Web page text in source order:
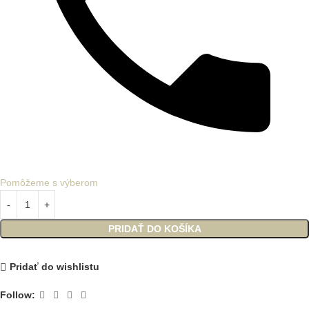
PRIDAŤ DO KOŠÍKA
Pomôžeme s výberom
Pridať do wishlistu
Follow: